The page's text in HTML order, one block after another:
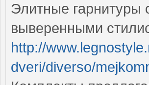
Элитные гарнитуры
выверенными
http://
dveri/diverso/